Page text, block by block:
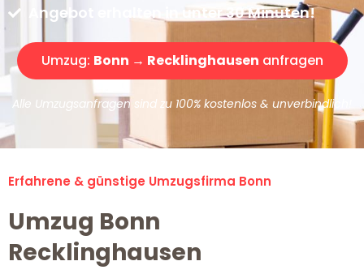
Angebot erhalten in unter 30 Minuten!
Umzug: Bonn → Recklinghausen anfragen
Alle Umzugsanfragen sind zu 100% kostenlos & unverbindlich!
Erfahrene & günstige Umzugsfirma Bonn
Umzug Bonn
Recklinghausen